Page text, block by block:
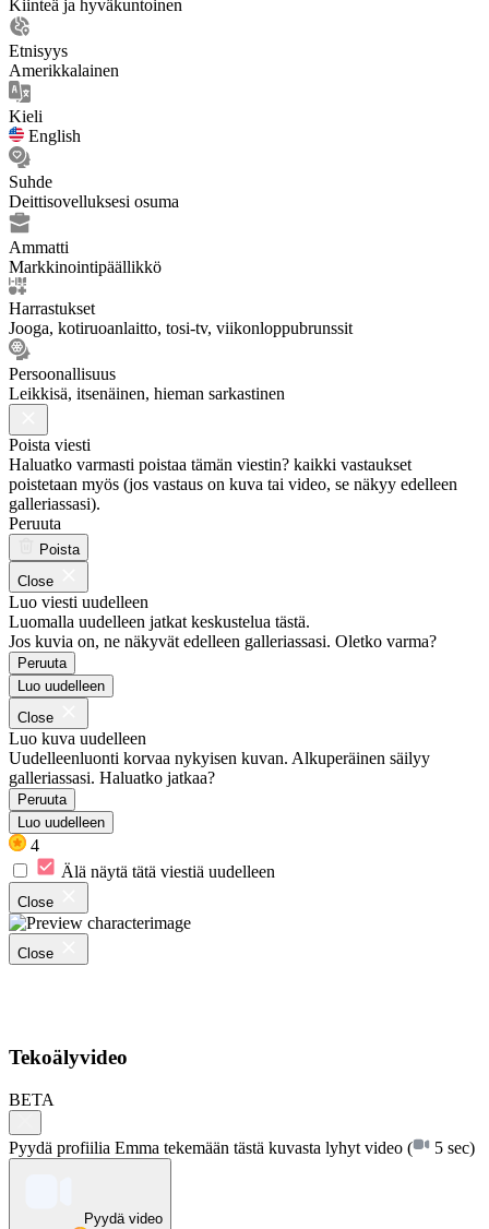
Kiinteä ja hyväkuntoinen
Etnisyys
Amerikkalainen
Kieli
English
Suhde
Deittisovelluksesi osuma
Ammatti
Markkinointipäällikkö
Harrastukset
Jooga, kotiruoanlaitto, tosi-tv, viikonloppubrunssit
Persoonallisuus
Leikkisä, itsenäinen, hieman sarkastinen
Poista viesti
Haluatko varmasti poistaa tämän viestin? kaikki vastaukset
poistetaan myös (jos vastaus on kuva tai video, se näkyy edelleen
galleriassasi).
Peruuta
Poista
Close
Luo viesti uudelleen
Luomalla uudelleen jatkat keskustelua tästä.
Jos kuvia on, ne näkyvät edelleen galleriassasi. Oletko varma?
Peruuta
Luo uudelleen
Close
Luo kuva uudelleen
Uudelleenluonti korvaa nykyisen kuvan. Alkuperäinen säilyy
galleriassasi. Haluatko jatkaa?
Peruuta
Luo uudelleen
4
Älä näytä tätä viestiä uudelleen
Close
Close
Tekoälyvideo
BETA
Pyydä profiilia Emma tekemään tästä kuvasta lyhyt video ( 5 sec)
Pyydä video